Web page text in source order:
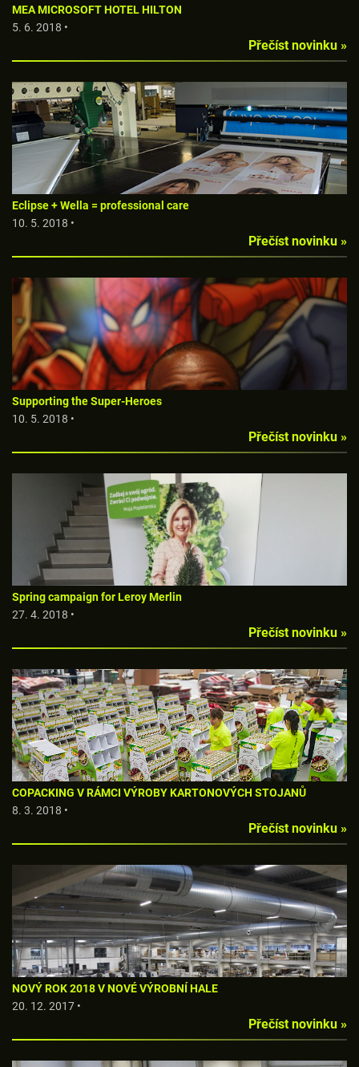
MEA MICROSOFT HOTEL HILTON
5. 6. 2018 •
Přečíst novinku »
Eclipse + Wella = professional care
10. 5. 2018 •
Přečíst novinku »
Supporting the Super-Heroes
10. 5. 2018 •
Přečíst novinku »
Spring campaign for Leroy Merlin
27. 4. 2018 •
Přečíst novinku »
COPACKING V RÁMCI VÝROBY KARTONOVÝCH STOJANŮ
8. 3. 2018 •
Přečíst novinku »
NOVÝ ROK 2018 V NOVÉ VÝROBNÍ HALE
20. 12. 2017 •
Přečíst novinku »